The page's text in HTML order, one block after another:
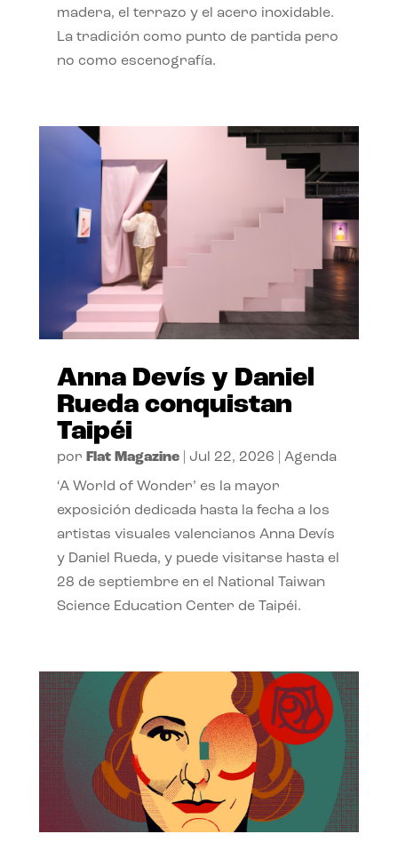
madera, el terrazo y el acero inoxidable.
La tradición como punto de partida pero
no como escenografía.
Anna Devís y Daniel
Rueda conquistan
Taipéi
por Flat Magazine| Jul 22, 2026 Agenda
‘A World of Wonder’ es la mayor
exposición dedicada hasta la fecha a los
artistas visuales valencianos Anna Devís
y Daniel Rueda, y puede visitarse hasta el
28 de septiembre en el National Taiwan
Science Education Center de Taipéi.